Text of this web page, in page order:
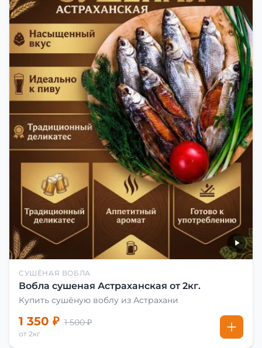
СУШЁНАЯ ВОБЛА
Вобла сушеная Астраханская от 2кг.
Купить сушёную воблу из Астрахани
1 350 ₽ 1 500 ₽
от 2кг